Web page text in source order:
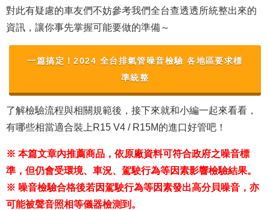
對此有疑慮的車友們不妨參考我們全台查透透所統整出來的
資訊，讓你事先掌握可能要做的準備～
一篇搞定！2024 全台排氣管噪音檢驗 各地區要求標
準統整
了解檢驗流程與相關規範後，接下來就和小編一起來看看，
有哪些相當適合裝上R15 V4 / R15M的進口好管吧！
※ 本篇文章內推薦商品，依原廠資料可符合政府之噪音標
準，但仍會受環境、車況、駕駛行為等因素影響檢驗結果。
※ 噪音檢驗合格後若因駕駛行為等因素發出高分貝噪音，亦
可能被聲音照相等儀器檢測到。